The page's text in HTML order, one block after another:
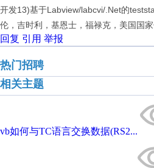
开发13)基于Labview/labcvi/.Net的
伦，吉时利，基恩士，福禄克，美国国
回复 引用 举报
热门招聘
相关主题
vb如何与TC语言交换数据(RS2...